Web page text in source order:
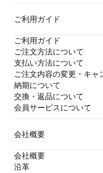
ご利用ガイド
ご利用ガイド
ご注文方法について
支払い方法について
ご注文内容の変更・キャ
納期について
交換・返品について
会員サービスについて
会社概要
会社概要
沿革